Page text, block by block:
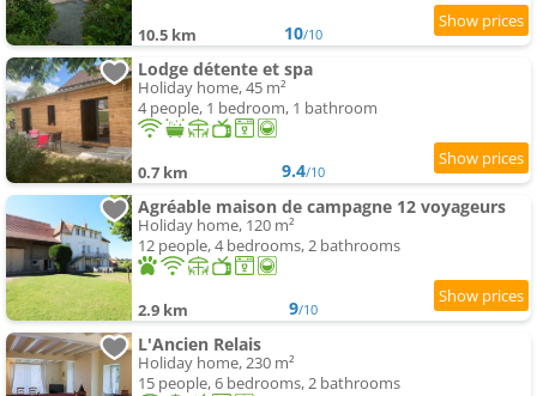
10.5 km 10/10
Lodge détente et spa
Holiday home, 45 m²
4 people, 1 bedroom, 1 bathroom
0.7 km 9.4/10
Agréable maison de campagne 12 voyageurs
Holiday home, 120 m²
12 people, 4 bedrooms, 2 bathrooms
2.9 km 9/10
L'Ancien Relais
Holiday home, 230 m²
15 people, 6 bedrooms, 2 bathrooms